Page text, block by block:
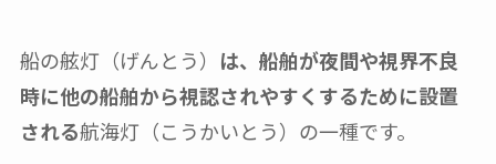
船の舷灯（げんとう） は、船舶が夜間や視界不良
時に他の船舶から視認されやすくするために設置
される航海灯（こうかいとう）の一種です。